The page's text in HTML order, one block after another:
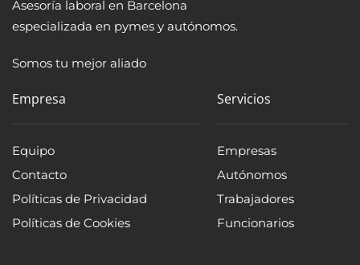
Asesoría laboral en Barcelona
especializada en pymes y autónomos.
Somos tu mejor aliado
Empresa
Equipo
Contacto
Políticas de Privacidad
Políticas de Cookies
Servicios
Empresas
Autónomos
Trabajadores
Funcionarios